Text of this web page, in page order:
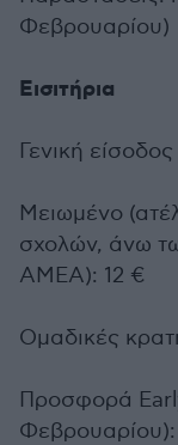
Φεβρουαρίου)
Εισιτήρια
Γενική
Μειωμένο
σχολών, άνω
ΑΜΕΑ): 12 €
Ομαδικές
Προσφορά
Φεβρουαρίου):